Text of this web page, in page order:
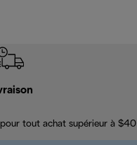
tout achat supérieur à $40